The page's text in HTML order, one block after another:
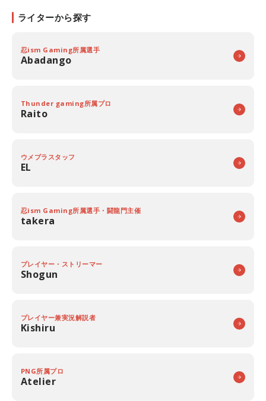
ライターから探す
忍ism Gaming所属選手
Abadango
Thunder gaming所属プロ
Raito
ウメブラスタッフ
EL
忍ism Gaming所属選手・闘龍門主催
takera
プレイヤー・ストリーマー
Shogun
プレイヤー兼実況解説者
Kishiru
PNG所属プロ
Atelier